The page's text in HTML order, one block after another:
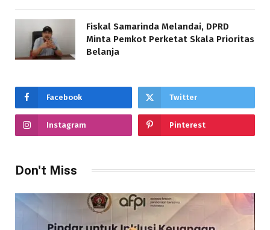
Fiskal Samarinda Melandai, DPRD
Minta Pemkot Perketat Skala Prioritas
Belanja
Facebook Twitter
Instagram Pinterest
Don't Miss